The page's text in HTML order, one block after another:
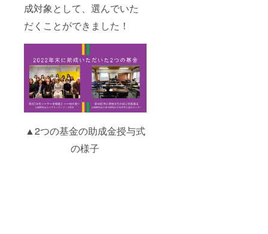
成対象として、選んでいた
だくことができました！
▲2つの基金の助成金授与式
の様子